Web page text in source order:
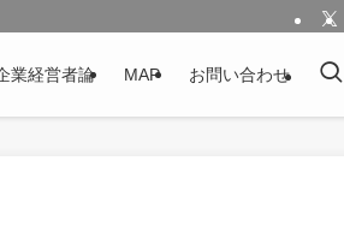
業経営者論 MAP お問い合わせ